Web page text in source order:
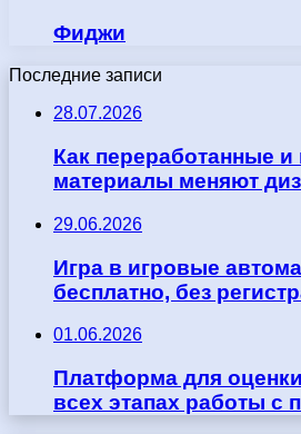
Фиджи
Последние записи
28.07.2026
Как переработанные
материалы меняют
29.06.2026
Игра в игровые
бесплатно, без
01.06.2026
Платформа для
всех этапах работы с